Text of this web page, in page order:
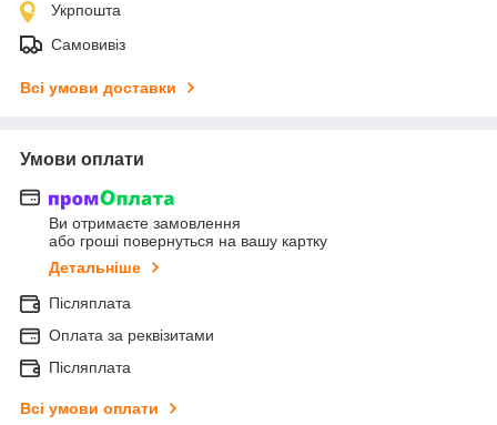
Укрпошта
Самовивіз
Всі умови доставки
Умови оплати
Ви отримаєте замовлення
або гроші повернуться на вашу картку
Детальніше
Післяплата
Оплата за реквізитами
Післяплата
Всі умови оплати